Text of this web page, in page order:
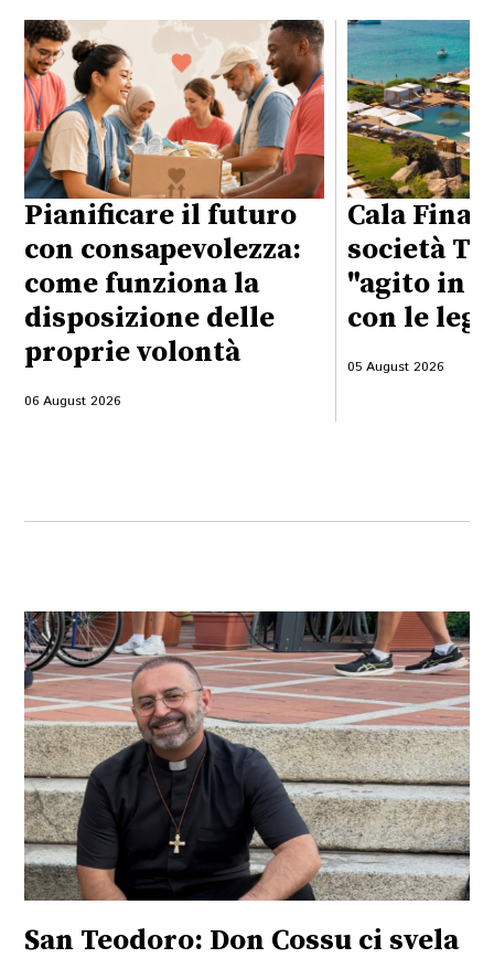
Pianificare il futuro
con consapevolezza:
come funziona la
disposizione delle
proprie volontà
06 August 2026
Cala
società
"agito in
con le
05 August 2026
San Teodoro: Don Cossu ci svela